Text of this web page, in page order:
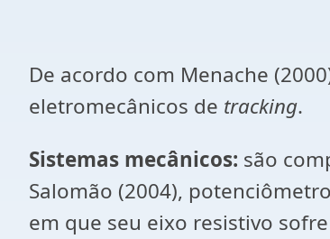
De acordo com Menache
eletromecânicos de tracking.
Sistemas mecânicos: são
Salomão (2004),
em que seu eixo resistivo